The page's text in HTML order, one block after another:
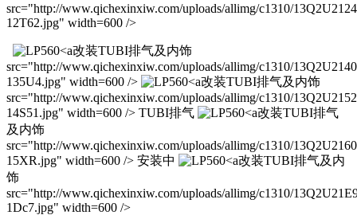
src="http://www.qichexinxiw.com/uploads/allimg/c1310/
12T62.jpg" width=600 />
改装TUBI排气及内饰
src="http://www.qichexinxiw.com/uploads/allimg/c1310/
135U4.jpg" width=600 />
改装TUBI排气及内饰
src="http://www.qichexinxiw.com/uploads/allimg/c1310/
14S51.jpg" width=600 /> TUBI排气
改装TUBI排气
及内饰
src="http://www.qichexinxiw.com/uploads/allimg/c1310/
15XR.jpg" width=600 /> 安装中
改装TUBI排气及内
饰
src="http://www.qichexinxiw.com/uploads/allimg/c1310/
1Dc7.jpg" width=600 />